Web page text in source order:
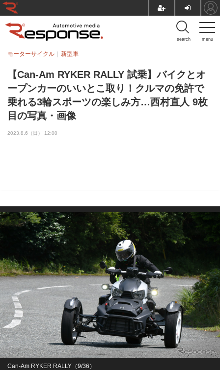
menu
search
【Can-Am RYKER RALLY 試乗】バイクとオ
ープンカーのいいとこ取り！クルマの免許で
乗れる3輪スポーツの楽しみ方…西村直人 9枚
目の写真・画像
モーターサイクル 新型車
2023.8.6（日） 12:00
Can-Am RYKER RALLY（9/36）